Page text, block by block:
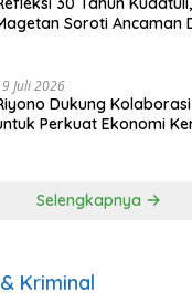
Soroti Ancaman
Juli 2026
Dukung
Perkuat Ekonomi
Selengkapnya
Kriminal